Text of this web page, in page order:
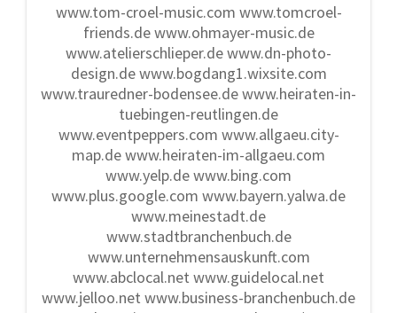
www.tom-croel-music.com www.tomcroel-
friends.de www.ohmayer-music.de
www.atelierschlieper.de www.dn-photo-
design.de www.bogdang1.wixsite.com
www.trauredner-bodensee.de www.heiraten-in-
tuebingen-reutlingen.de
www.eventpeppers.com www.allgaeu.city-
map.de www.heiraten-im-allgaeu.com
www.yelp.de www.bing.com
www.plus.google.com www.bayern.yalwa.de
www.meinestadt.de
www.stadtbranchenbuch.de
www.unternehmensauskunft.com
www.abclocal.net www.guidelocal.net
www.jelloo.net www.business-branchenbuch.de